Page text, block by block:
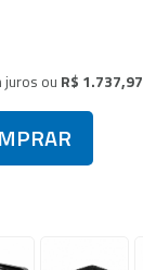
juros ou R$ 1.737,97